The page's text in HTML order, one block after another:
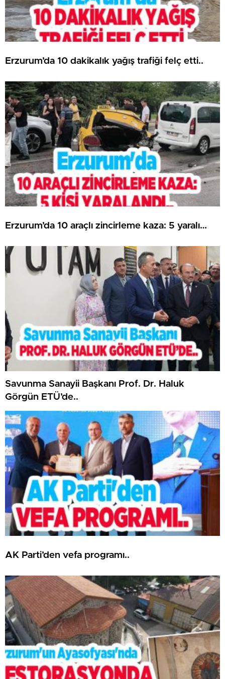
Erzurum’da 10 dakikalık yağış trafiği felç etti..
Erzurum’da 10 araçlı zincirleme kaza: 5 yaralı…
Savunma Sanayii Başkanı Prof. Dr. Haluk
Görgün ETÜ’de..
AK Parti’den vefa programı..